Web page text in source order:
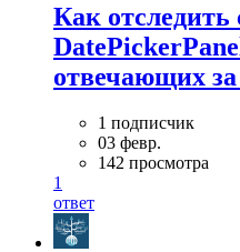
Как
отвечающих
1 подписчик
03 февр.
142 просмотра
1
ответ